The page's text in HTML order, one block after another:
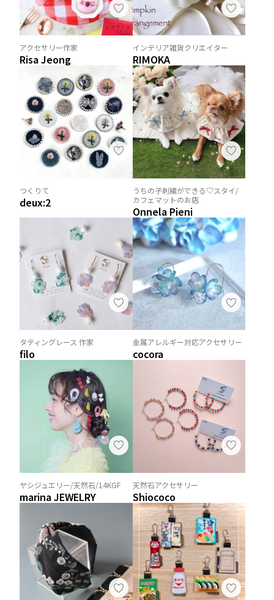
アクセサリー作家
Risa Jeong
インテリア雑貨クリエイター
RIMOKA
つくりて
deux:2
うちの子刺繍ができる♡スタイ/
カフェマットのお店
Onnela Pieni
タティングレース 作家
filo
金属アレルギー対応アクセサリー
cocora
ヤシジュエリー/天然石/14KGF
marina JEWELRY
天然石アクセサリー
Shiococo